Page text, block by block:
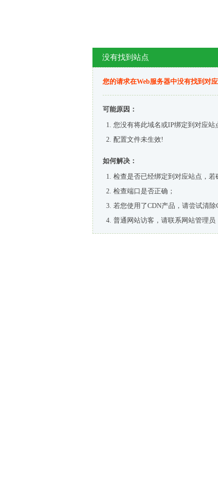
没有找到站点
您的请求在Web服务器中没有找到对
可能原因：
您没有将此域名或IP绑定到对应站
配置文件未生效!
如何解决：
检查是否已经绑定到对应站点，
检查端口是否正确；
若您使用了CDN产品，请尝试清除
普通网站访客，请联系网站管理员